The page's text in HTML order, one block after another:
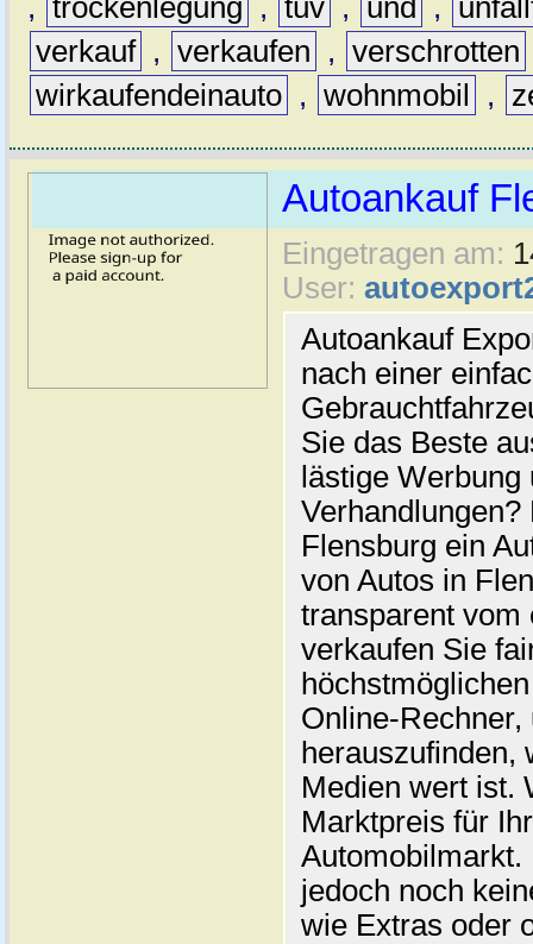
, trockenlegung , tüv , und ,
verkauf , verkaufen , verschrotten
wirkaufendeinauto , wohnmobil ,
Autoankauf
Eingetragen am:
User:
Autoankauf
nach einer
Sie das Beste
lästige
Flensburg ein
von Autos in
transparent vom
verkaufen Sie
Online-
herauszufinden,
Medien wert ist.
Marktpreis für
jedoch noch
wie Extras oder